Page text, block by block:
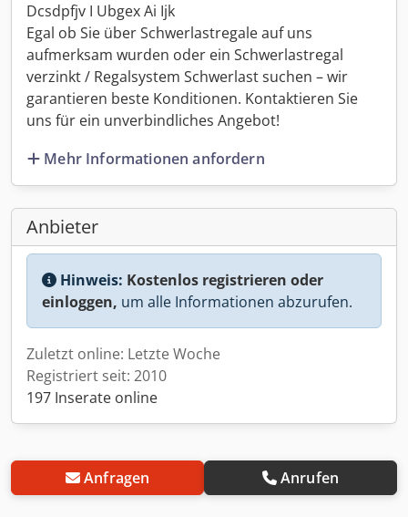
Dcsdpfjv I Ubgex Ai Ijk
Egal ob Sie über Schwerlastregale auf uns
aufmerksam wurden oder ein Schwerlastregal
verzinkt / Regalsystem Schwerlast suchen – wir
garantieren beste Konditionen. Kontaktieren Sie
uns für ein unverbindliches Angebot!
Mehr Informationen anfordern
Anbieter
Hinweis: Kostenlos registrieren oder
einloggen, um alle Informationen abzurufen.
Zuletzt online: Letzte Woche
Registriert seit: 2010
197 Inserate online
Anfragen Anrufen